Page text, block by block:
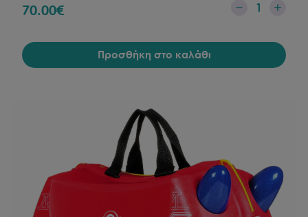
70.00€ 1
Προσθήκη στο καλάθι